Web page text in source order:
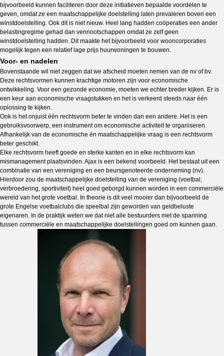
bijvoorbeeld kunnen faciliteren door deze initiatieven bepaalde voordelen te
geven, omdat ze een maatschappelijke doelstelling laten prevaleren boven een
winstdoelstelling. Ook dit is niet nieuw. Heel lang hadden coöperaties een ander
belastingregime gehad dan vennootschappen omdat ze zelf geen
winstdoelstelling hadden. Dit maakte het bijvoorbeeld voor wooncorporaties
mogelijk tegen een relatief lage prijs huurwoningen te bouwen.
Voor- en nadelen
Bovenstaande wil niet zeggen dat we afscheid moeten nemen van de nv of bv.
Deze rechtsvormen kunnen krachtige motoren zijn voor economische
ontwikkeling. Voor een gezonde economie, moeten we echter breder kijken. Er is
een keur aan economische vraagstukken en het is verkeerd steeds naar één
oplossing te kijken.
Ook is het onjuist één rechtsvorm beter te vinden dan een andere. Het is een
gebruiksvoorwerp, een instrument om economische activiteit te organiseren.
Afhankelijk van de economische én maatschappelijke vraag is een rechtsvorm
beter geschikt.
Elke rechtsvorm heeft goede en sterke kanten en in elke rechtsvorm kan
mismanagement plaatsvinden. Ajax is een bekend voorbeeld. Het bestaat uit een
combinatie van een vereniging en een beursgenoteerde onderneming (nv).
Hierdoor zou de maatschappelijke doelstelling van de vereniging (voetbal,
verbroedering, sportiviteit) heel goed geborgd kunnen worden in een commerciële
wereld van het grote voetbal. In theorie is dit veel mooier dan bijvoorbeeld de
grote Engelse voetbalclubs die speelbal zijn geworden van geldbeluste
eigenaren. In de praktijk weten we dat niet alle bestuurders met de spanning
tussen commerciële en maatschappelijke doelstellingen goed om kunnen gaan.